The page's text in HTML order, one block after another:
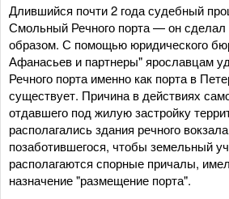
Длившийся почти 2 года судебный
Смольный Речного порта — он
образом. С помощью юридического
Афанасьев и партнеры" ярославцам
Речного порта именно как порта в
существует. Причина в действиях
отдавшего под жилую застройку
располагались здания речного
позаботившегося, чтобы земельный
располагаются спорные причалы,
назначение "размещение порта".